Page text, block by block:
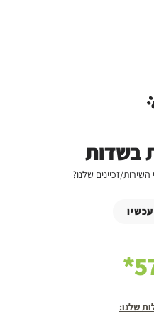
בשדות
זכיינים שלנו?
שלנו: